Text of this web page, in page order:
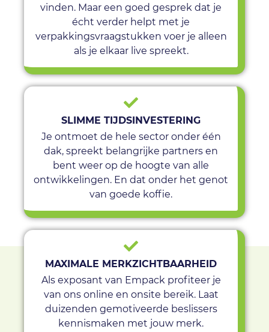
vinden. Maar een goed gesprek dat je
écht verder helpt met je
verpakkingsvraagstukken voer je alleen
als je elkaar live spreekt.
SLIMME TIJDSINVESTERING
Je ontmoet de hele sector onder één
dak, spreekt belangrijke partners en
bent weer op de hoogte van alle
ontwikkelingen. En dat onder het genot
van goede koffie.
MAXIMALE MERKZICHTBAARHEID
Als exposant van Empack profiteer je
van ons online en onsite bereik. Laat
duizenden gemotiveerde beslissers
kennismaken met jouw merk.